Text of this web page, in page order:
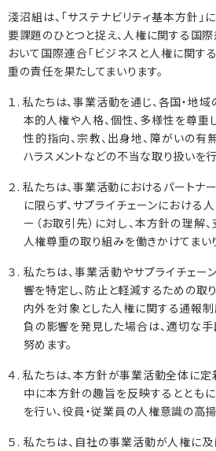
淺沼組は、「サステナビリティ基本方針」
要課題のひとつと捉え、人権に関する国
おいて国際連合「ビジネスと人権に関す
重の責任を果たしてまいります。
１. 私たちは、事業活動を通じ、各国・地域
本的人権や人格、個性、多様性を尊重し
性的指向、宗教、出身地、障がいの
ハラスメントなどの不当な取り扱いを行
２. 私たちは、事業活動におけるパートナ
に限らず、サプライチェーンにおける
ー（お取引先）に対し、本方針の理解
人権尊重の取り組みを働きかけてまい
３. 私たちは、事業活動やサプライチェ
響を特定し、防止と軽減するための取
内外を対象とした人権に関する通報
負の影響を発見した場合は、適切な
努めます。
４. 私たちは、本方針が事業活動全体に
中に本方針の趣旨を反映するととも
を行い、役員・従業員の人権意識の高
５. 私たちは、自社の事業活動が人権に